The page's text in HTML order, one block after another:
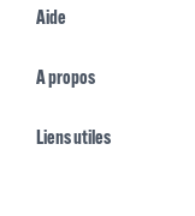
Aide
A propos
Liens utiles